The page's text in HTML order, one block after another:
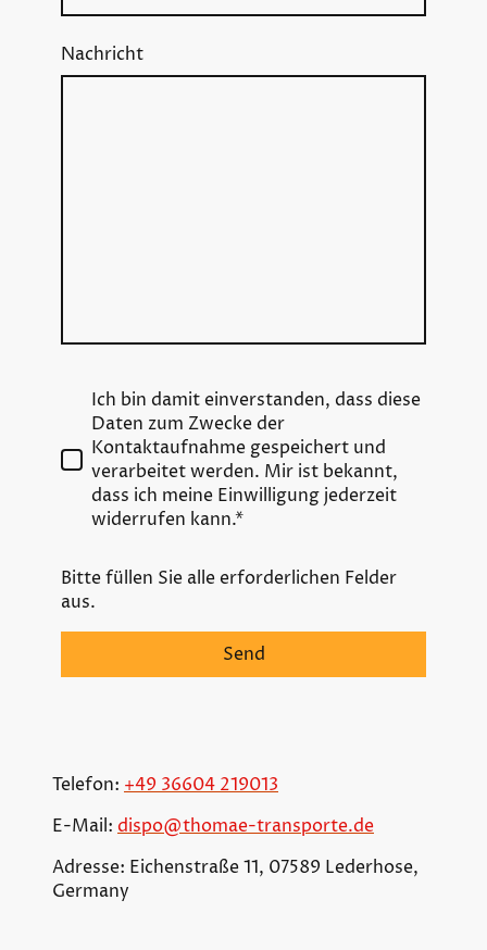
Nachricht
Ich bin damit einverstanden, dass diese
Daten zum Zwecke der
Kontaktaufnahme gespeichert und
verarbeitet werden. Mir ist bekannt,
dass ich meine Einwilligung jederzeit
widerrufen kann.*
Bitte füllen Sie alle erforderlichen Felder
aus.
Send
Telefon: +49 36604 219013
E-Mail: dispo@thomae-transporte.de
Adresse: Eichenstraße 11, 07589 Lederhose,
Germany